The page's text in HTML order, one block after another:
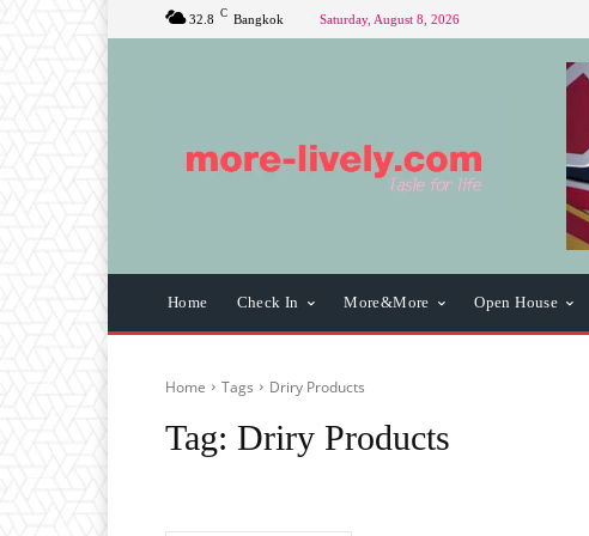
32.8 C Bangkok Saturday, August 8, 2026
Home Check In More&More Open House
Home Tags Driry Products
Tag: Driry Products